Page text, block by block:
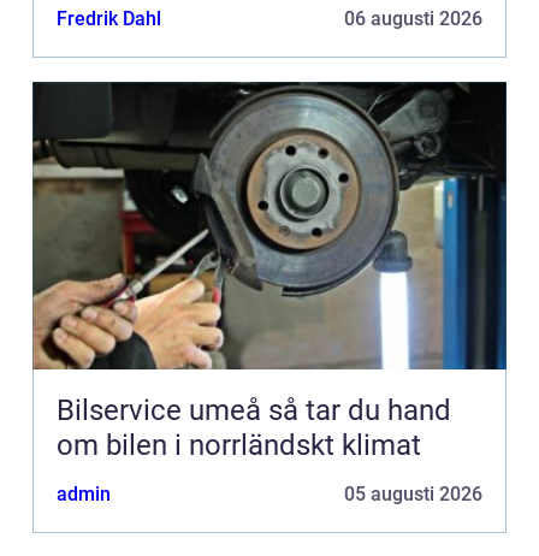
Fredrik Dahl 06 augusti 2026
Bilservice umeå så tar du hand
om bilen i norrländskt klimat
admin 05 augusti 2026